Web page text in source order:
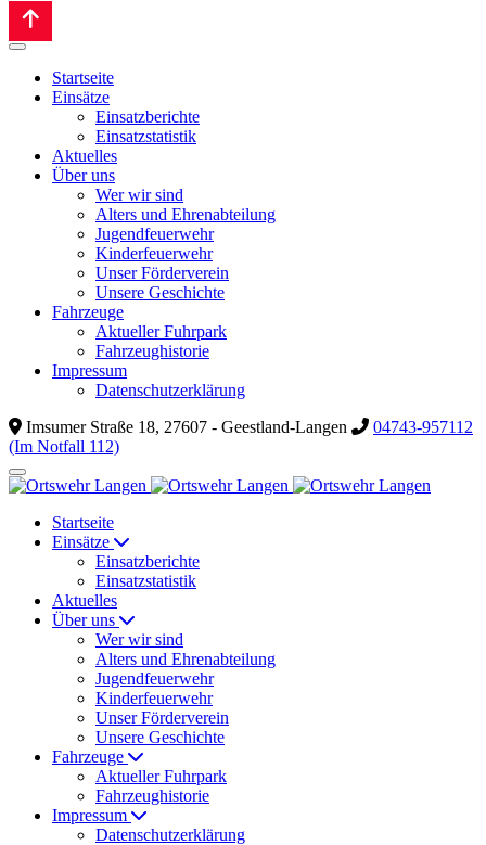
Startseite
Einsätze
Einsatzberichte
Einsatzstatistik
Aktuelles
Über uns
Wer wir sind
Alters und Ehrenabteilung
Jugendfeuerwehr
Kinderfeuerwehr
Unser Förderverein
Unsere Geschichte
Fahrzeuge
Aktueller Fuhrpark
Fahrzeughistorie
Impressum
Datenschutzerklärung
Imsumer Straße 18, 27607 - Geestland-Langen
04743-957112
(Im Notfall 112)
Startseite
Einsätze
Einsatzberichte
Einsatzstatistik
Aktuelles
Über uns
Wer wir sind
Alters und Ehrenabteilung
Jugendfeuerwehr
Kinderfeuerwehr
Unser Förderverein
Unsere Geschichte
Fahrzeuge
Aktueller Fuhrpark
Fahrzeughistorie
Impressum
Datenschutzerklärung